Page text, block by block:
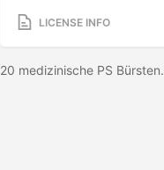
LICENSE INFO
20 medizinische PS